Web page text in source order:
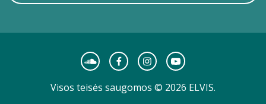
Visos teisės saugomos © 2026 ELVIS.